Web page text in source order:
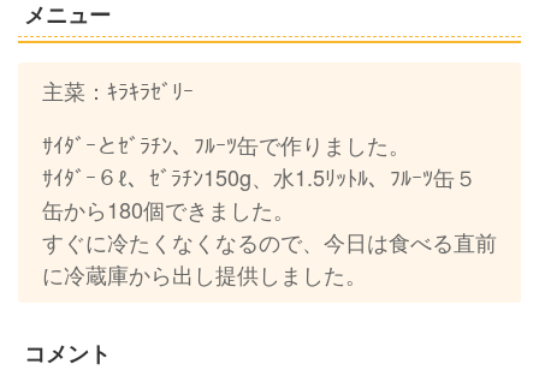
メニュー
主菜：ｷﾗｷﾗｾﾞﾘｰ
ｻｲﾀﾞｰとｾﾞﾗﾁﾝ、ﾌﾙｰﾂ缶で作りました。
ｻｲﾀﾞｰ６ℓ、ｾﾞﾗﾁﾝ150g、水1.5ﾘｯﾄﾙ、ﾌﾙｰﾂ缶５
缶から180個できました。
すぐに冷たくなくなるので、今日は食べる直前
に冷蔵庫から出し提供しました。
コメント